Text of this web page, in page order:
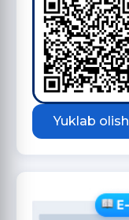
Yuklab olish